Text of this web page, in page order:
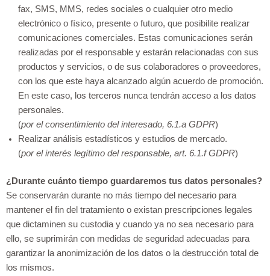
fax, SMS, MMS, redes sociales o cualquier otro medio
electrónico o físico, presente o futuro, que posibilite realizar
comunicaciones comerciales. Estas comunicaciones serán
realizadas por el responsable y estarán relacionadas con sus
productos y servicios, o de sus colaboradores o proveedores,
con los que este haya alcanzado algún acuerdo de promoción.
En este caso, los terceros nunca tendrán acceso a los datos
personales.
(por el consentimiento del interesado, 6.1.a GDPR)
Realizar análisis estadísticos y estudios de mercado.
(por el interés legítimo del responsable, art. 6.1.f GDPR)
¿Durante cuánto tiempo guardaremos tus datos personales?
Se conservarán durante no más tiempo del necesario para
mantener el fin del tratamiento o existan prescripciones legales
que dictaminen su custodia y cuando ya no sea necesario para
ello, se suprimirán con medidas de seguridad adecuadas para
garantizar la anonimización de los datos o la destrucción total de
los mismos.